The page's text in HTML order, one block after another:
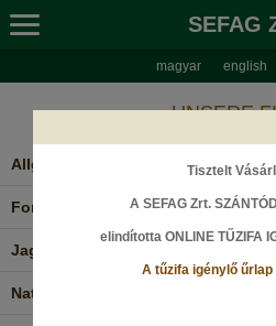
SEFAG
magyar english
UNSERE
Allgemeine Informationen
Forstwirtschaft
Jagdwirtschaft
Naturschutz bei uns
Tisztelt
A SEFAG Zrt.
elindította ONLINE TŰZIFA
A tűzifa igénylő űrlap